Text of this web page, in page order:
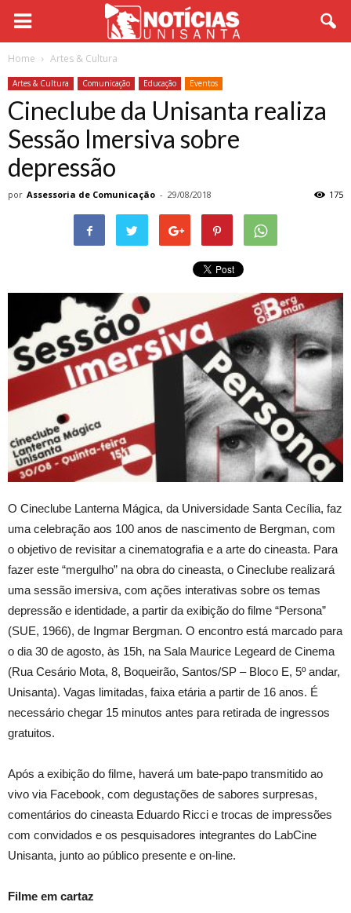
Home Artes & Cultura
Artes & Cultura Comunicação Educação Eventos
Cineclube da Unisanta realiza
Sessão Imersiva sobre
depressão
por Assessoria de Comunicação - 29/08/2018 175
O Cineclube Lanterna Mágica, da Universidade Santa Cecília, faz
uma celebração aos 100 anos de nascimento de Bergman, com
o objetivo de revisitar a cinematografia e a arte do cineasta. Para
fazer este “mergulho” na obra do cineasta, o Cineclube realizará
uma sessão imersiva, com ações interativas sobre os temas
depressão e identidade, a partir da exibição do filme “Persona”
(SUE, 1966), de Ingmar Bergman. O encontro está marcado para
o dia 30 de agosto, às 15h, na Sala Maurice Legeard de Cinema
(Rua Cesário Mota, 8, Boqueirão, Santos/SP – Bloco E, 5º andar,
Unisanta). Vagas limitadas, faixa etária a partir de 16 anos. É
necessário chegar 15 minutos antes para retirada de ingressos
gratuitos.
Após a exibição do filme, haverá um bate-papo transmitido ao
vivo via Facebook, com degustações de sabores surpresas,
comentários do cineasta Eduardo Ricci e trocas de impressões
com convidados e os pesquisadores integrantes do LabCine
Unisanta, junto ao público presente e on-line.
Filme em cartaz